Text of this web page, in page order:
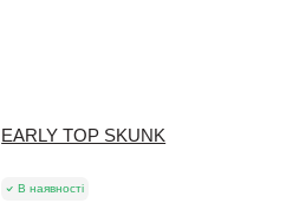
EARLY TOP SKUNK
В наявності